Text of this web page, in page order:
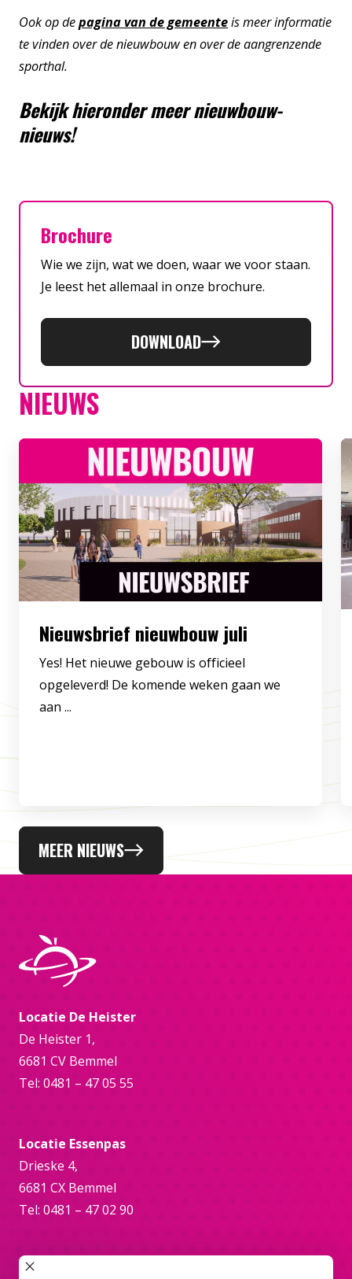
Ook op depagina van de gemeenteis meer informatie
te vinden over de nieuwbouw en over de aangrenzende
sporthal.
Bekijk hieronder meer nieuwbouw-
nieuws!
Brochure
Wie we zijn, wat we doen, waar we voor staan.
Je leest het allemaal in onze brochure.
DOWNLOAD
NIEUWS
Nieuwsbrief nieuwbouw juli
Yes! Het nieuwe gebouw is officieel
opgeleverd! De komende weken gaan we
aan ...
MEER NIEUWS
Locatie De Heister
De Heister 1,
6681 CV Bemmel
Tel: 0481 – 47 05 55
Locatie Essenpas
Drieske 4,
6681 CX Bemmel
Tel: 0481 – 47 02 90
Online